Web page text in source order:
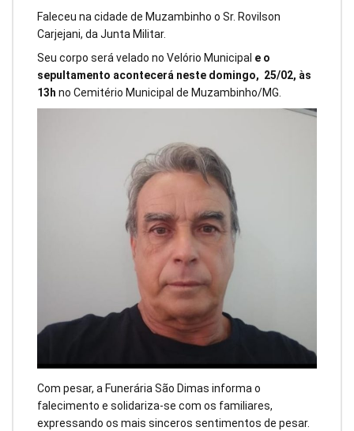
‎Faleceu na cidade de Muzambinho o Sr. Rovilson
Carjejani, da Junta Militar.
Seu corpo será velado no Velório Municipal e o
sepultamento acontecerá neste domingo, 25/02, às
13h no Cemitério Municipal de Muzambinho/MG.
Com pesar, a Funerária São Dimas informa o
falecimento e solidariza-se com os familiares,
expressando os mais sinceros sentimentos de pesar.